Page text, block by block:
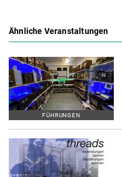
Ähnliche Veranstaltungen
FÜHRUNGEN